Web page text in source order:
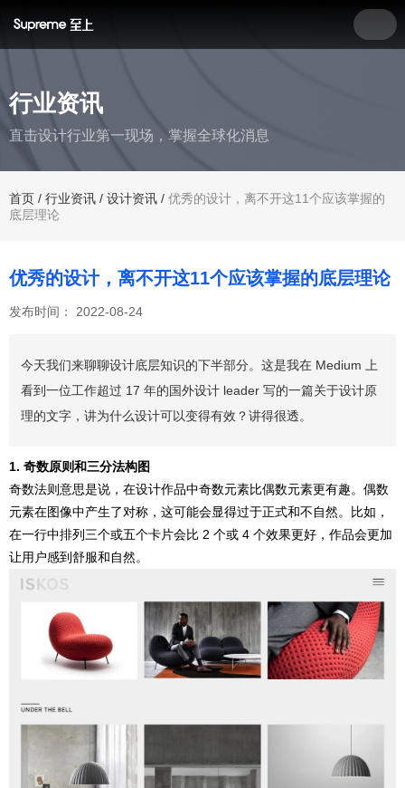
行业资讯
直击设计行业第一现场，掌握全球化消息
首页 / 行业资讯 / 设计资讯 / 优秀的设计，离不开这11个应该掌握的
底层理论
优秀的设计，离不开这11个应该掌握的底层理论
发布时间： 2022-08-24
今天我们来聊聊设计底层知识的下半部分。这是我在 Medium 上
看到一位工作超过 17 年的国外设计 leader 写的一篇关于设计原
理的文字，讲为什么设计可以变得有效？讲得很透。
1. 奇数原则和三分法构图
奇数法则意思是说，在设计作品中奇数元素比偶数元素更有趣。偶数
元素在图像中产生了对称，这可能会显得过于正式和不自然。比如，
在一行中排列三个或五个卡片会比 2 个或 4 个效果更好，作品会更加
让用户感到舒服和自然。